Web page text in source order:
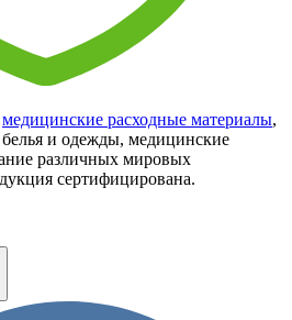
медицинские расходные материалы,
и одежды, медицинские
различных мировых
сертифицирована.